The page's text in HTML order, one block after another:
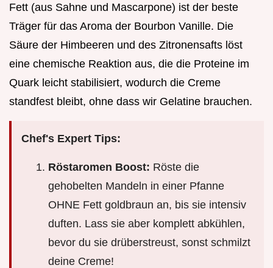
Fett (aus Sahne und Mascarpone) ist der beste
Träger für das Aroma der Bourbon Vanille. Die
Säure der Himbeeren und des Zitronensafts löst
eine chemische Reaktion aus, die die Proteine im
Quark leicht stabilisiert, wodurch die Creme
standfest bleibt, ohne dass wir Gelatine brauchen.
Chef's Expert Tips:
Röstaromen Boost: Röste die
gehobelten Mandeln in einer Pfanne
OHNE Fett goldbraun an, bis sie intensiv
duften. Lass sie aber komplett abkühlen,
bevor du sie drüberstreust, sonst schmilzt
deine Creme!